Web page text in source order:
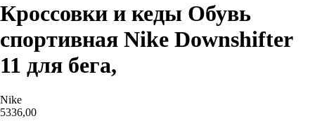
Кроссовки и кеды Обувь
спортивная Nike Downshifter
11 для бега,
Nike
5336,00